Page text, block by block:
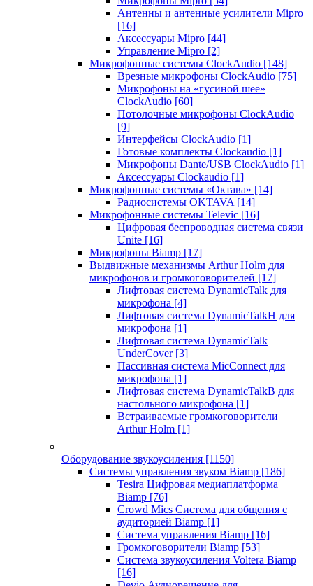
Антенны и антенные усилители Mipro
[16]
Аксессуары Mipro [44]
Управление Mipro [2]
Микрофонные системы ClockAudio [148]
Врезные микрофоны ClockAudio [75]
Микрофоны на «гусиной шее»
ClockAudio [60]
Потолочные микрофоны ClockAudio
[9]
Интерфейсы ClockAudio [1]
Готовые комплекты Clockaudio [1]
Микрофоны Dante/USB ClockAudio [1]
Аксессуары Clockaudio [1]
Микрофонные системы «Октава» [14]
Радиосистемы OKTAVA [14]
Микрофонные системы Televic [16]
Цифровая беспроводная система связи
Unite [16]
Микрофоны Biamp [17]
Выдвижные механизмы Arthur Holm для
микрофонов и громкоговорителей [17]
Лифтовая система DynamicTalk для
микрофона [4]
Лифтовая система DynamicTalkH для
микрофона [1]
Лифтовая система DynamicTalk
UnderCover [3]
Пассивная система MicConnect для
микрофона [1]
Лифтовая система DynamicTalkB для
настольного микрофона [1]
Встраиваемые громкоговорители
Arthur Holm [1]
Оборудование звукоусиления [1150]
Системы управления звуком Biamp [186]
Tesira Цифровая медиаплатформа
Biamp [76]
Crowd Mics Система для общения с
аудиторией Biamp [1]
Система управления Biamp [16]
Громкоговорители Biamp [53]
Система звукоусиления Voltera Biamp
[16]